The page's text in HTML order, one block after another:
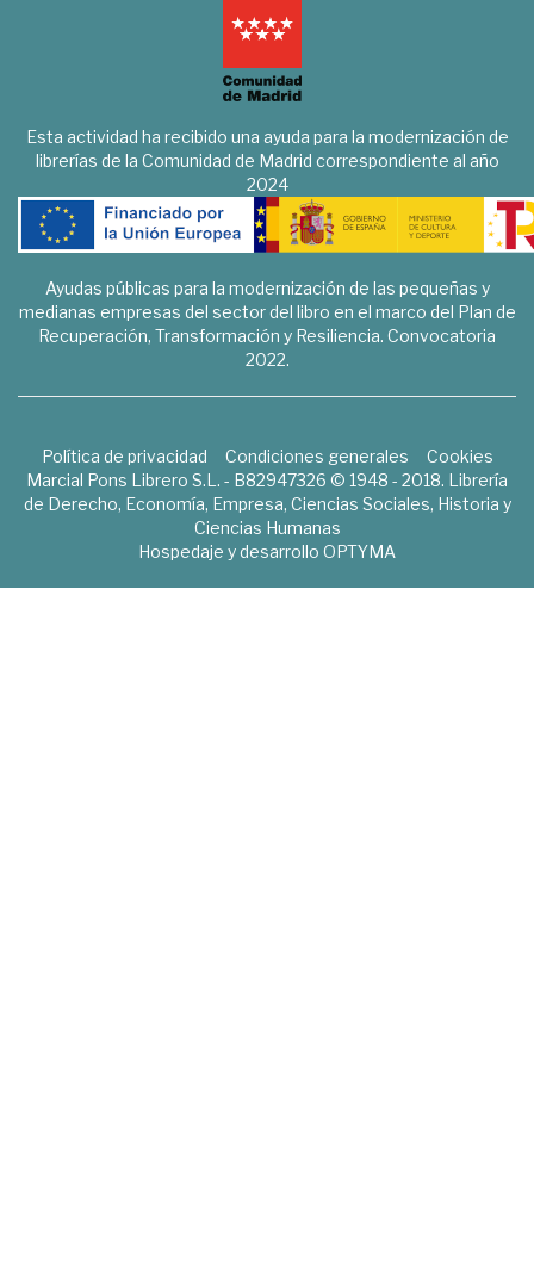
Esta actividad ha recibido una ayuda para la modernización de
librerías de la Comunidad de Madrid correspondiente al año
2024
Ayudas públicas para la modernización de las pequeñas y
medianas empresas del sector del libro en el marco del Plan de
Recuperación, Transformación y Resiliencia. Convocatoria
2022.
Política de privacidad Condiciones generales
Cookies
Marcial Pons Librero S.L. - B82947326 © 1948 - 2018. Librería
de Derecho, Economía, Empresa, Ciencias Sociales, Historia y
Ciencias Humanas
Hospedaje y desarrollo OPTYMA